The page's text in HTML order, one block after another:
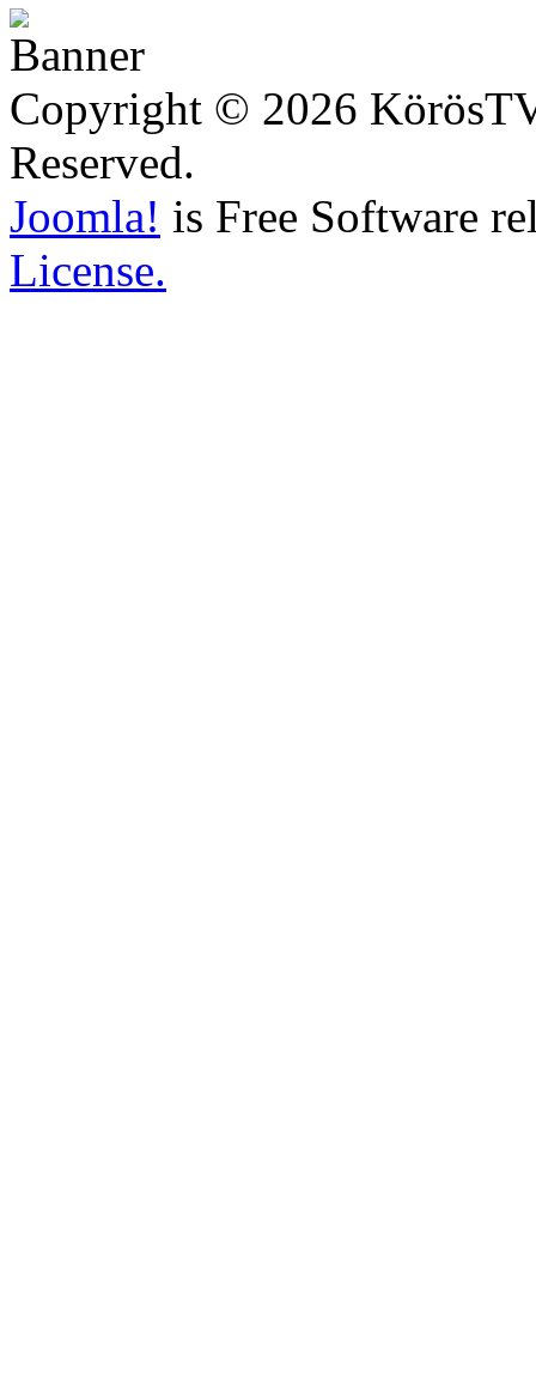
Copyright © 2026
Reserved.
Joomla! is Free Software
License.